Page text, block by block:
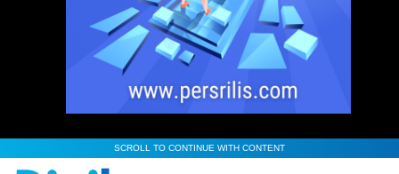
SCROLL TO CONTINUE WITH CONTENT